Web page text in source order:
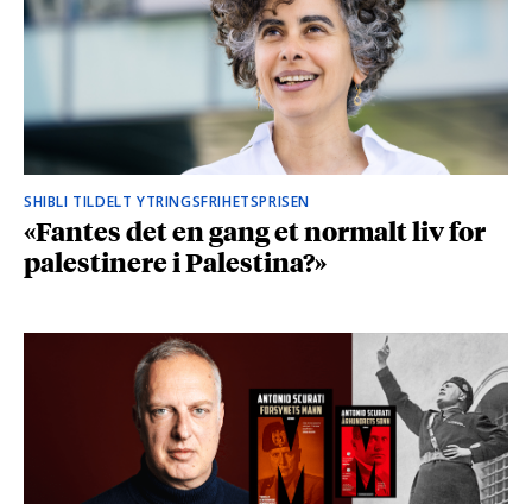
SHIBLI TILDELT YTRINGSFRIHETSPRISEN
«Fantes det en gang et normalt liv for
palestinere i Palestina?»